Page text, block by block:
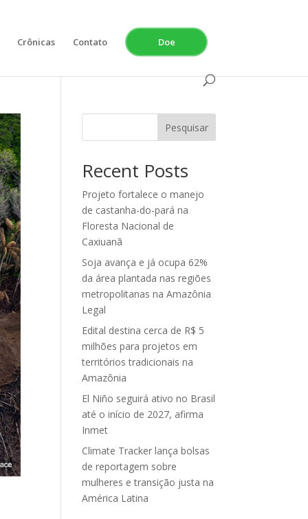
Crônicas Contato Doe
Pesquisar
Recent Posts
Projeto fortalece o manejo
de castanha-do-pará na
Floresta Nacional de
Caxiuanã
Soja avança e já ocupa 62%
da área plantada nas regiões
metropolitanas na Amazônia
Legal
Edital destina cerca de R$ 5
milhões para projetos em
territórios tradicionais na
Amazônia
El Niño seguirá ativo no Brasil
até o início de 2027, afirma
Inmet
Climate Tracker lança bolsas
de reportagem sobre
mulheres e transição justa na
América Latina